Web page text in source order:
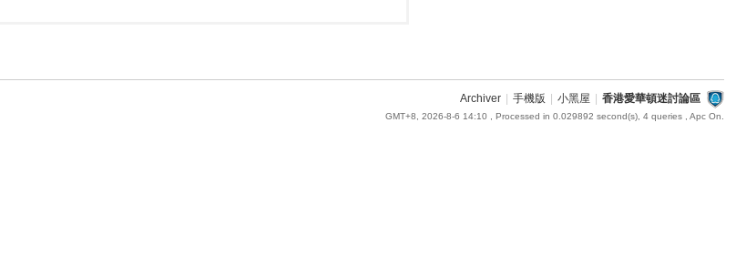
Archiver 手機版 小黑屋 香港愛華頓迷討論區
GMT+8, 2026-8-6 14:10 , Processed in 0.029892 second(s), 4 queries , Apc On.